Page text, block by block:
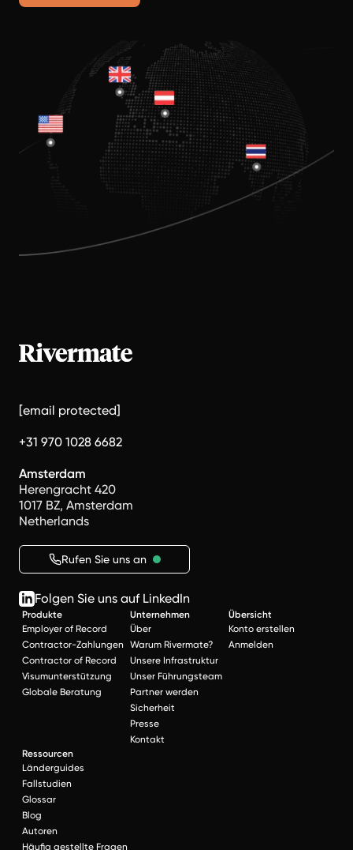
[email protected]
+31 970 1028 6682
Amsterdam
Herengracht 420
1017 BZ, Amsterdam
Netherlands
Rufen Sie uns an
Folgen Sie uns auf LinkedIn
Produkte
Employer of Record
Contractor-Zahlungen
Contractor of Record
Visumunterstützung
Globale Beratung
Unternehmen
Über
Warum Rivermate?
Unsere Infrastruktur
Unser Führungsteam
Partner werden
Sicherheit
Presse
Kontakt
Übersicht
Konto erstellen
Anmelden
Ressourcen
Länderguides
Fallstudien
Glossar
Blog
Autoren
Häufig gestellte Fragen